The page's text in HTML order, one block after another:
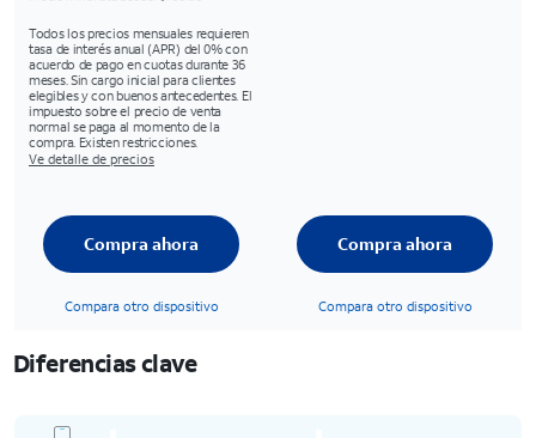
Todos los precios mensuales requieren
tasa de interés anual (APR) del 0% con
acuerdo de pago en cuotas durante 36
meses. Sin cargo inicial para clientes
elegibles y con buenos antecedentes. El
impuesto sobre el precio de venta
normal se paga al momento de la
compra. Existen restricciones.
Ve detalle de precios
Compra ahora
Compara otro dispositivo
Compra ahora
Compara otro dispositivo
Diferencias clave